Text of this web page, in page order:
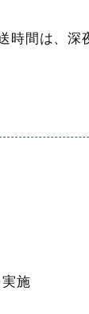
時間は、深
施